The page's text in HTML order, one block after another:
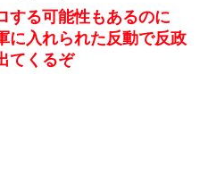
する可能性もあるのに
に入れられた反動で反政
てくるぞ